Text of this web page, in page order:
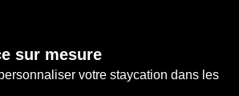
sur mesure
votre staycation dans les